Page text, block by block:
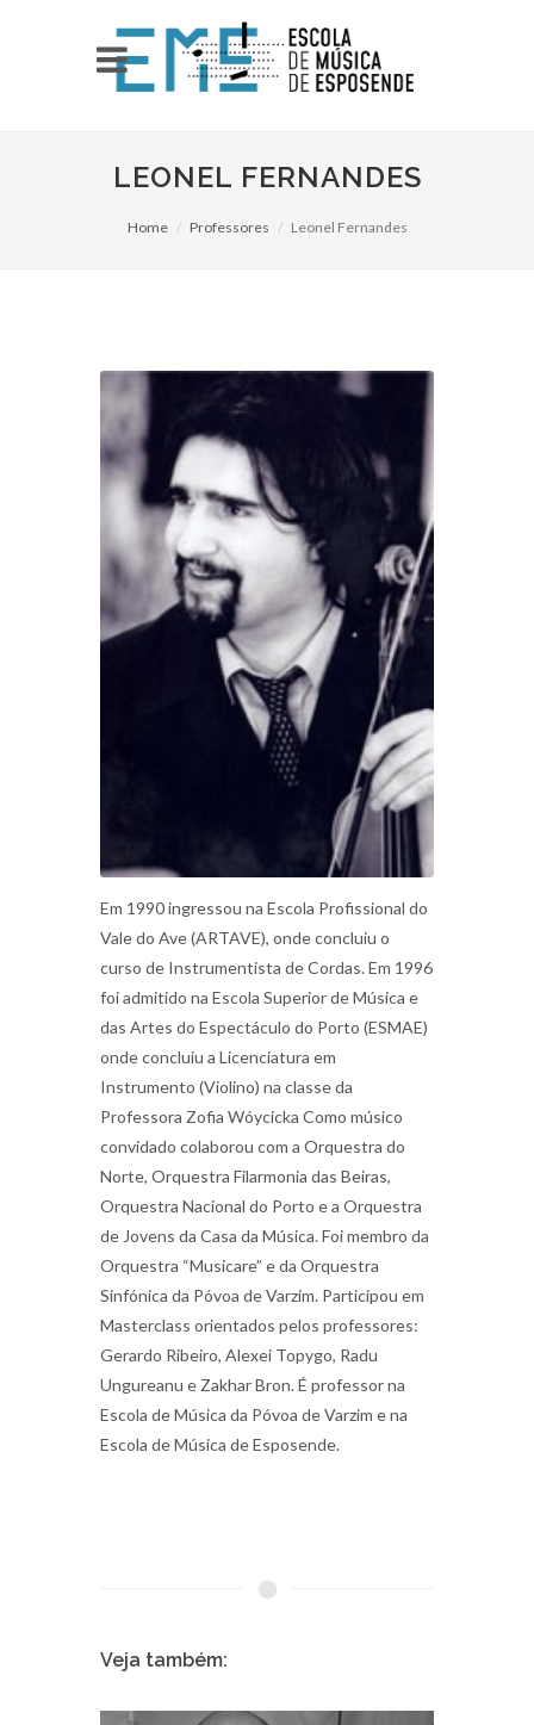
LEONEL FERNANDES
Home Professores Leonel Fernandes
Em 1990 ingressou na Escola Profissional do
Vale do Ave (ARTAVE), onde concluiu o
curso de Instrumentista de Cordas. Em 1996
foi admitido na Escola Superior de Música e
das Artes do Espectáculo do Porto (ESMAE)
onde concluiu a Licenciatura em
Instrumento (Violino) na classe da
Professora Zofia Wóycicka Como músico
convidado colaborou com a Orquestra do
Norte, Orquestra Filarmonia das Beiras,
Orquestra Nacional do Porto e a Orquestra
de Jovens da Casa da Música. Foi membro da
Orquestra “Musicare” e da Orquestra
Sinfónica da Póvoa de Varzim. Participou em
Masterclass orientados pelos professores:
Gerardo Ribeiro, Alexei Topygo, Radu
Ungureanu e Zakhar Bron. É professor na
Escola de Música da Póvoa de Varzim e na
Escola de Música de Esposende.
Veja também: